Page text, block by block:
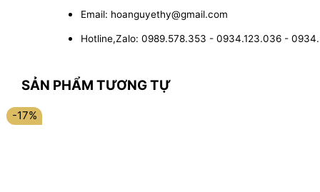
Email: hoanguyethy@gmail.com
Hotline,Zalo: 0989.578.353 - 0934.123.036 -
SẢN PHẨM TƯƠNG TỰ
-17%